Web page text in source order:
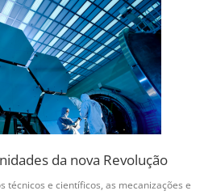
da nova Revolução
técnicos e científicos, as mecanizações e